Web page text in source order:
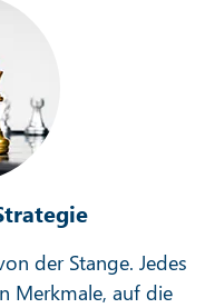
der Stange. Jedes
Merkmale, auf die